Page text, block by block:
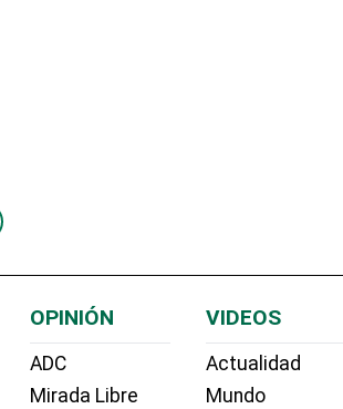
OPINIÓN
ADC
Mirada Libre
VIDEOS
Actualidad
Mundo